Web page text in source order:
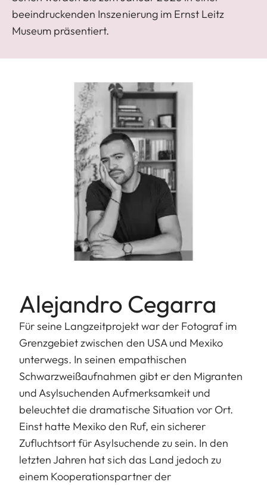
beeindruckenden Inszenierung im Ernst Leitz
Museum präsentiert.
Alejandro Cegarra
Für seine Langzeitprojekt war der Fotograf im
Grenzgebiet zwischen den USA und Mexiko
unterwegs. In seinen empathischen
Schwarzweißaufnahmen gibt er den Migranten
und Asylsuchenden Aufmerksamkeit und
beleuchtet die dramatische Situation vor Ort.
Einst hatte Mexiko den Ruf, ein sicherer
Zufluchtsort für Asylsuchende zu sein. In den
letzten Jahren hat sich das Land jedoch zu
einem Kooperationspartner der